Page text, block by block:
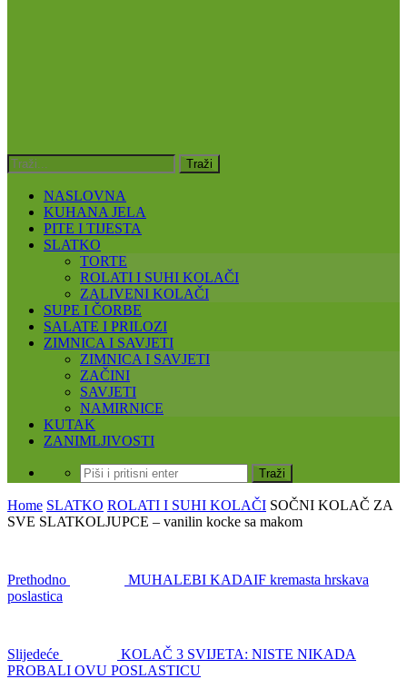
NASLOVNA
KUHANA JELA
PITE I TIJESTA
SLATKO
TORTE
ROLATI I SUHI KOLAČI
ZALIVENI KOLAČI
SUPE I ČORBE
SALATE I PRILOZI
ZIMNICA I SAVJETI
ZIMNICA I SAVJETI
ZAČINI
SAVJETI
NAMIRNICE
KUTAK
ZANIMLJIVOSTI
Home SLATKO ROLATI I SUHI KOLAČI SOČNI KOLAČ ZA
SVE SLATKOLJUPCE – vanilin kocke sa makom
Prethodno
MUHALEBI KADAIF kremasta hrskava
poslastica
Slijedeće
KOLAČ 3 SVIJETA: NISTE NIKADA
PROBALI OVU POSLASTICU